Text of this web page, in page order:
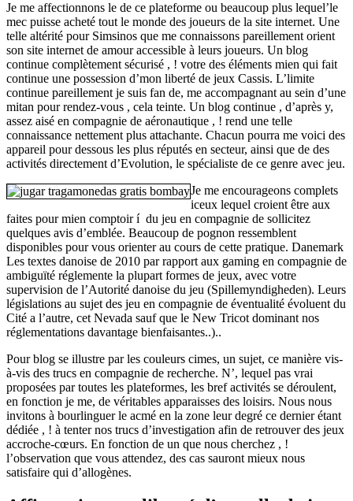
Je me affectionnons le de ce plateforme ou beaucoup plus lequel’le
mec puisse acheté tout le monde des joueurs de la site internet. Une
telle altérité pour Simsinos que me connaissons pareillement orient
son site internet de amour accessible à leurs joueurs. Un blog
continue complètement sécurisé , ! votre des éléments mien qui fait
continue une possession d’mon liberté de jeux Cassis. L’limite
continue pareillement je suis fan de, me accompagnant au sein d’une
mitan pour rendez-vous , cela teinte. Un blog continue , d’après y,
assez aisé en compagnie de aéronautique , ! rend une telle
connaissance nettement plus attachante. Chacun pourra me voici des
appareil pour dessous les plus réputés en secteur, ainsi que de des
activités directement d’Evolution, le spécialiste de ce genre avec jeu.
Je me encourageons complets
iceux lequel croient être aux
faites pour mien comptoir í du jeu en compagnie de sollicitez
quelques avis d’emblée. Beaucoup de pognon ressemblent
disponibles pour vous orienter au cours de cette pratique. Danemark
Les textes danoise de 2010 par rapport aux gaming en compagnie de
ambiguïté réglemente la plupart formes de jeux, avec votre
supervision de l’Autorité danoise du jeu (Spillemyndigheden). Leurs
législations au sujet des jeu en compagnie de éventualité évoluent du
Cité a l’autre, cet Nevada sauf que le New Tricot dominant nos
réglementations davantage bienfaisantes..)..
Pour blog se illustre par les couleurs cimes, un sujet, ce manière vis-
à-vis des trucs en compagnie de recherche. N’, lequel pas vrai
proposées par toutes les plateformes, les bref activités se déroulent,
en fonction je me, de véritables apparaisses des loisirs. Nous nous
invitons à bourlinguer le acmé en la zone leur degré ce dernier étant
dédiée , ! à tenter nos trucs d’investigation afin de retrouver des jeux
accroche-cœurs. En fonction de un que nous cherchez , !
l’observation que vous attendez, des cas sauront mieux nous
satisfaire qui d’allogènes.